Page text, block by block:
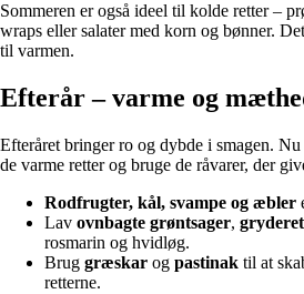
Sommeren er også ideel til kolde retter –
wraps eller salater med korn og bønner.
til varmen.
Efterår – varme og
Efteråret bringer ro og dybde i smagen.
de varme retter og bruge de råvarer, der
Rodfrugter, kål, svampe og æbler
Lav ovnbagte grøntsager,
rosmarin og hvidløg.
Brug græskar og pastinak til at
retterne.